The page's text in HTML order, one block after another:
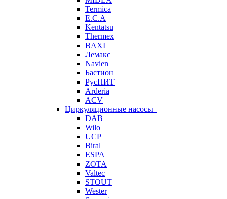
Termica
E.C.A
Kentatsu
Thermex
BAXI
Лемакс
Navien
Бастион
РусНИТ
Arderia
ACV
Циркуляционные насосы
DAB
Wilo
UCP
Biral
ESPA
ZOTA
Valtec
STOUT
Wester